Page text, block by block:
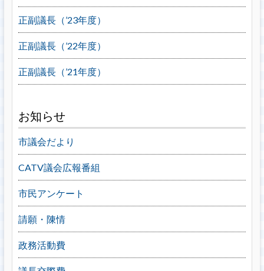
正副議長（’23年度）
正副議長（’22年度）
正副議長（’21年度）
お知らせ
市議会だより
CATV議会広報番組
市民アンケート
請願・陳情
政務活動費